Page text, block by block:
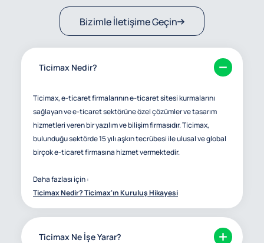
Bizimle İletişime Geçin
Ticimax Nedir?
Ticimax, e-ticaret firmalarının e-ticaret sitesi kurmalarını
sağlayan ve e-ticaret sektörüne özel çözümler ve tasarım
hizmetleri veren bir yazılım ve bilişim firmasıdır. Ticimax,
bulunduğu sektörde 15 yılı aşkın tecrübesi ile ulusal ve global
birçok e-ticaret firmasına hizmet vermektedir.
Daha fazlası için :
Ticimax Nedir? Ticimax'ın Kuruluş Hikayesi
Ticimax Ne İşe Yarar?